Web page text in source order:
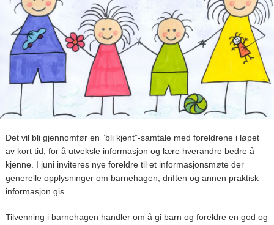
Det vil bli gjennomfør en ”bli kjent”-samtale med foreldrene i løpet
av kort tid, for å utveksle informasjon og lære hverandre bedre å
kjenne. I juni inviteres nye foreldre til et informasjonsmøte der
generelle opplysninger om barnehagen, driften og annen praktisk
informasjon gis.
Tilvenning i barnehagen handler om å gi barn og foreldre en god og